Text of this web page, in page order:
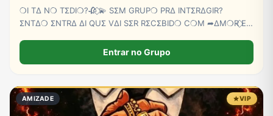
❍I TΔ N❍ TΣDI❍?🥀 ⃟💫 SΣM GRUP❍ PRΔ INTΣRΔGIR?
ΣNTΔ❍ ΣNTRΔ ΔI QUΣ VΔI SΣR RΣCΣBID❍ C❍M ➦∆M❍R ⃟E
Entrar no Grupo
AMIZADE VIP